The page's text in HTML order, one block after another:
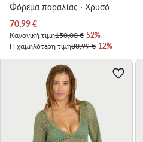
Φόρεμα παραλίας · Χρυσό
Τρέχουσα τιμή
70,99€
Κανονική τιμή150,00 €-52%
Η χαμηλότερη τιμή80,99 €-12%